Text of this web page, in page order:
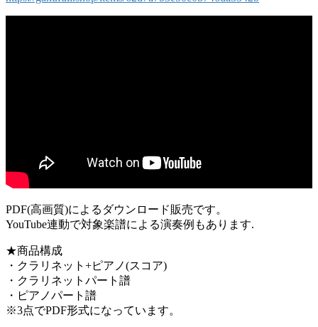
PDF(高画質)によるダウンロード販売です。
YouTube連動で対象楽譜による演奏例もあります.
★商品構成
・クラリネット+ピアノ(スコア)
・クラリネットパート譜
・ピアノパート譜
※3点でPDF形式になっています。